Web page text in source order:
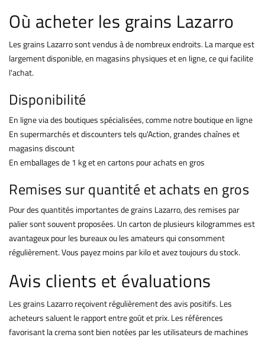
Où acheter les grains Lazarro
Les grains Lazarro sont vendus à de nombreux endroits. La marque est
largement disponible, en magasins physiques et en ligne, ce qui facilite
l'achat.
Disponibilité
En ligne via des boutiques spécialisées, comme notre boutique en ligne
En supermarchés et discounters tels qu'Action, grandes chaînes et
magasins discount
En emballages de 1 kg et en cartons pour achats en gros
Remises sur quantité et achats en gros
Pour des quantités importantes de grains Lazarro, des remises par
palier sont souvent proposées. Un carton de plusieurs kilogrammes est
avantageux pour les bureaux ou les amateurs qui consomment
régulièrement. Vous payez moins par kilo et avez toujours du stock.
Avis clients et évaluations
Les grains Lazarro reçoivent régulièrement des avis positifs. Les
acheteurs saluent le rapport entre goût et prix. Les références
favorisant la crema sont bien notées par les utilisateurs de machines